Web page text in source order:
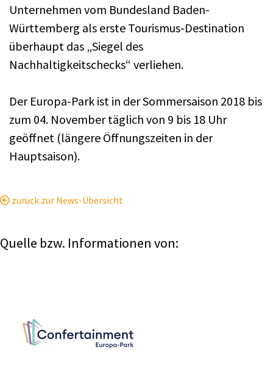
Unternehmen vom Bundesland Baden-
Württemberg als erste Tourismus-Destination
überhaupt das „Siegel des
Nachhaltigkeitschecks“ verliehen.
Der Europa-Park ist in der Sommersaison 2018 bis
zum 04. November täglich von 9 bis 18 Uhr
geöffnet (längere Öffnungszeiten in der
Hauptsaison).
zurück zur News-Übersicht
Quelle bzw. Informationen von: